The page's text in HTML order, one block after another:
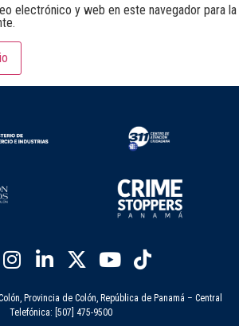
electrónico y web en este navegador para la
Provincia de Colón, República de Panamá – Central
Telefónica: [507] 475-9500